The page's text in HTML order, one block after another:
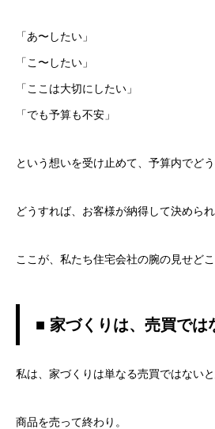
「あ〜したい」
「こ〜したい」
「ここは大切にしたい」
「でも予算も不安」
という想いを受け止めて、予算内でどう
どうすれば、お客様が納得して決められ
ここが、私たち住宅会社の腕の見せど
■ 家づくりは、売買では
私は、家づくりは単なる売買ではないと
商品を売って終わり。